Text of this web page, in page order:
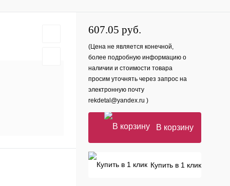
607.05 руб.
(Цена не является конечной,
более подробную информацию о
наличии и стоимости товара
просим уточнять через запрос на
электронную почту
rekdetal@yandex.ru )
В корзину
Купить в 1 клик